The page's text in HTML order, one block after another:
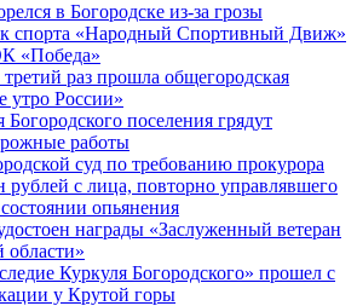
в Богородске из-за грозы
спорта «Народный Спортивный Движ»
«Победа»
раз прошла общегородская
утро России»
Богородского поселения грядут
работы
суд по требованию прокурора
рублей с лица, повторно управлявшего
опьянения
награды «Заслуженный ветеран
области»
Куркуля Богородского» прошел с
у Крутой горы